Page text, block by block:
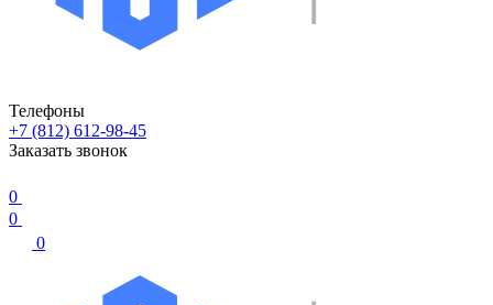
Телефоны
+7 (812) 612-98-45
Заказать звонок
0
0
0